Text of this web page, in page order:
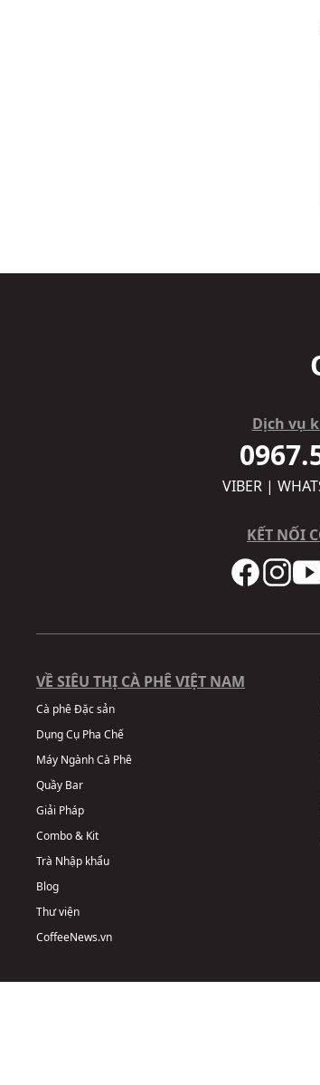
Dịch vụ
VIBER |
KẾT NỐI
VỀ SIÊU THỊ CÀ PHÊ VIỆT NAM
Cà phê Đặc sản
Dụng Cụ Pha Chế
Máy Ngành Cà Phê
Quầy Bar
Giải Pháp
Combo & Kit
Trà Nhập khẩu
Blog
Thư viện
CoffeeNews.vn